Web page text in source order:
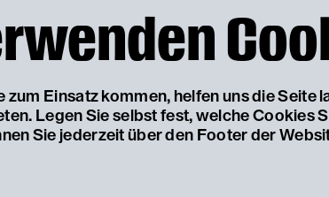
zum Einsatz kommen, helfen uns die Seite
Legen Sie selbst fest, welche Cookies
Sie jederzeit über den Footer der